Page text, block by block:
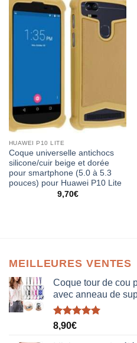
HUAWEI P10 LITE
Coque universelle antichocs
silicone/cuir beige et dorée
pour smartphone (5.0 à 5.3
pouces) pour Huawei P10 Lite
9,70€
MEILLEURES VENTES
Coque tour de cou
avec anneau de
Note5.00
8,90€